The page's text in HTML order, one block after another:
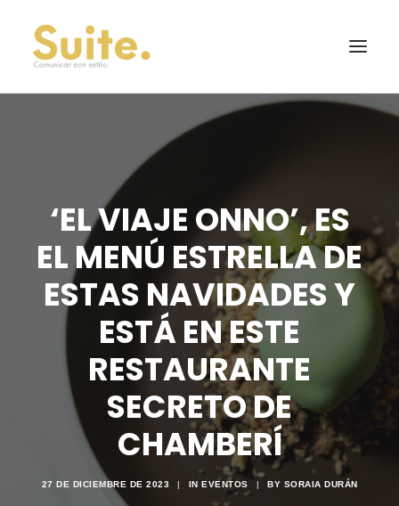
‘EL VIAJE ONNO’, ES
EL MENÚ ESTRELLA DE
ESTAS NAVIDADES Y
ESTÁ EN ESTE
RESTAURANTE
SECRETO DE
CHAMBERÍ
27 DE DICIEMBRE DE 2023 | IN EVENTOS | BY SORAIA DURÁN